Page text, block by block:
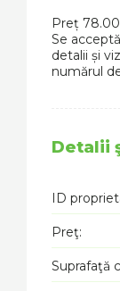
Preț
Se
detalii și
numărul
Detalii
ID
Preţ:
Suprafaţă